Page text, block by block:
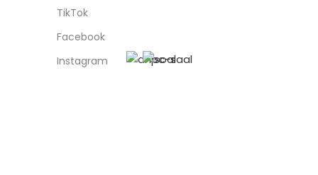
TikTok
Facebook
Instagram